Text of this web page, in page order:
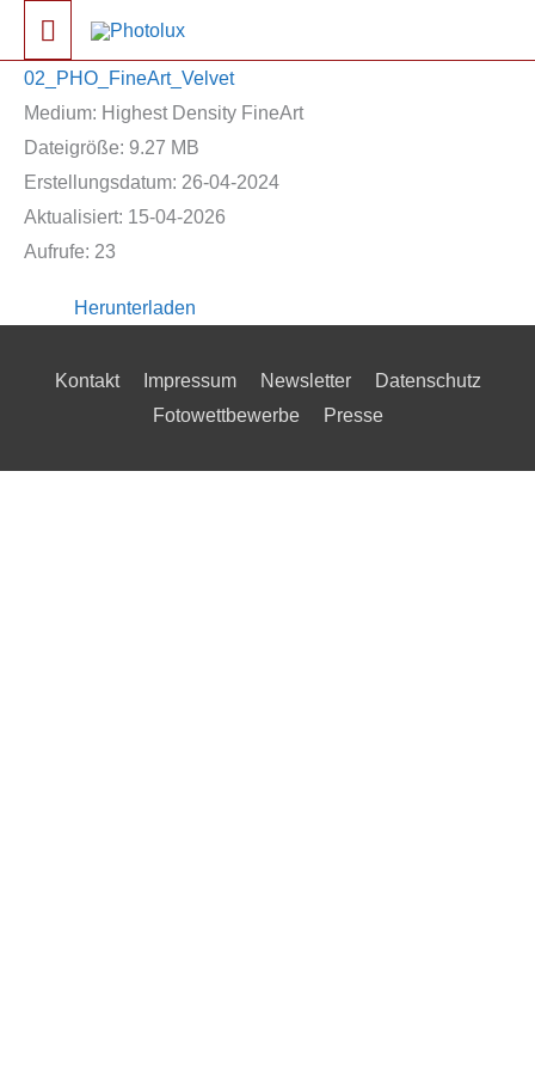
springen
Hauptmenü
02_PHO_FineArt_Velvet
Medium: Highest Density FineArt
Dateigröße: 9.27 MB
Erstellungsdatum: 26-04-2024
Aktualisiert: 15-04-2026
Aufrufe: 23
Herunterladen
Kontakt Impressum Newsletter
Datenschutz
Fotowettbewerbe
Presse